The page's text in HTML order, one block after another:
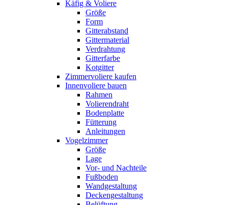
Käfig & Voliere
Größe
Form
Gitterabstand
Gittermaterial
Verdrahtung
Gitterfarbe
Kotgitter
Zimmervoliere kaufen
Innenvoliere bauen
Rahmen
Volierendraht
Bodenplatte
Fütterung
Anleitungen
Vogelzimmer
Größe
Lage
Vor- und Nachteile
Fußboden
Wandgestaltung
Deckengestaltung